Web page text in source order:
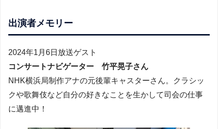
出演者メモリー
2024年1月6日放送ゲスト
コンサートナビゲーター 竹平晃子さん
NHK横浜局制作アナの元後輩キャスターさん。クラシッ
クや歌舞伎など自分の好きなことを生かして司会の仕事
に邁進中！